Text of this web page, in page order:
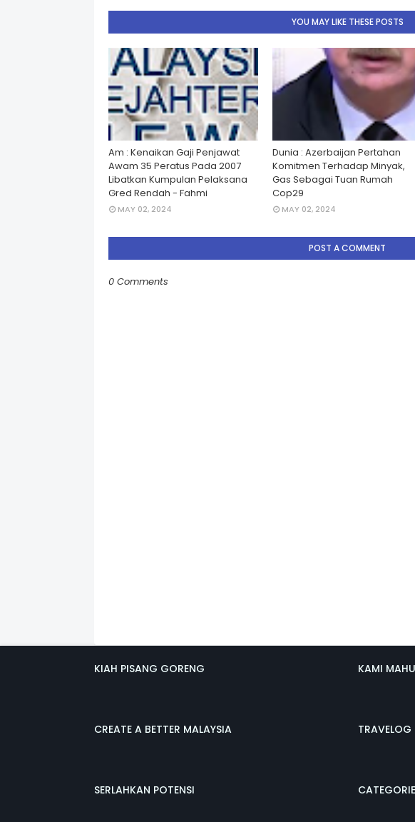
YOU MAY LIKE THESE POSTS
Am : Kenaikan Gaji Penjawat
Awam 35 Peratus Pada 2007
Libatkan Kumpulan Pelaksana
Gred Rendah - Fahmi
MAY 02, 2024
Dunia : Azerbaijan Pertahan
Komitmen Terhadap Minyak,
Gas Sebagai Tuan Rumah
Cop29
MAY 02, 2024
POST A COMMENT
0 Comments
KIAH PISANG GORENG
CREATE A BETTER MALAYSIA
SERLAHKAN POTENSI
KAMI
TRAVELOG